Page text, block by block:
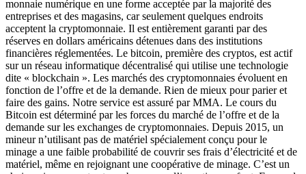
monnaie numérique en une forme acceptée par la majorité des
entreprises et des magasins, car seulement quelques endroits
acceptent la cryptomonnaie. Il est entièrement garanti par des
réserves en dollars américains détenues dans des institutions
financières réglementées. Le bitcoin, première des cryptos, est actif
sur un réseau informatique décentralisé qui utilise une technologie
dite « blockchain ». Les marchés des cryptomonnaies évoluent en
fonction de l’offre et de la demande. Rien de mieux pour parier et
faire des gains. Notre service est assuré par MMA. Le cours du
Bitcoin est déterminé par les forces du marché de l’offre et de la
demande sur les exchanges de cryptomonnaies. Depuis 2015, un
mineur n’utilisant pas de matériel spécialement conçu pour le
minage a une faible probabilité de couvrir ses frais d’électricité et de
matériel, même en rejoignant une coopérative de minage. C’est un